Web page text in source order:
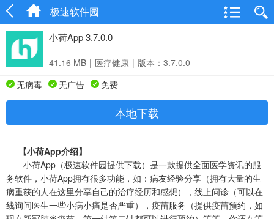
极速软件园
小荷App 3.7.0.0
41.16 MB | 医疗健康 | 版本：3.7.0.0
无病毒
无广告 免费
本地下载
【小荷App介绍】
小荷App（极速软件园提供下载）是一款提供全面医学资讯的服
务软件，小荷App拥有很多功能，如：病友经验分享（拥有大量的生
病重获的人在这里分享自己的治疗经历和感想），线上问诊（可以在
线询问医生一些小病小痛是否严重），疫苗服务（提供疫苗预约，如